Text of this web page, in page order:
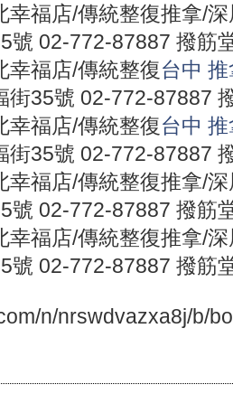
幸福店/傳統整復推拿/
號 02-772-87887 撥筋
幸福店/傳統整復台中
街35號 02-772-87887
幸福店/傳統整復台中
街35號 02-772-87887
幸福店/傳統整復推拿/
號 02-772-87887 撥筋
幸福店/傳統整復推拿/
號 02-772-87887 撥筋
n/nrswdvazxa8j/b/